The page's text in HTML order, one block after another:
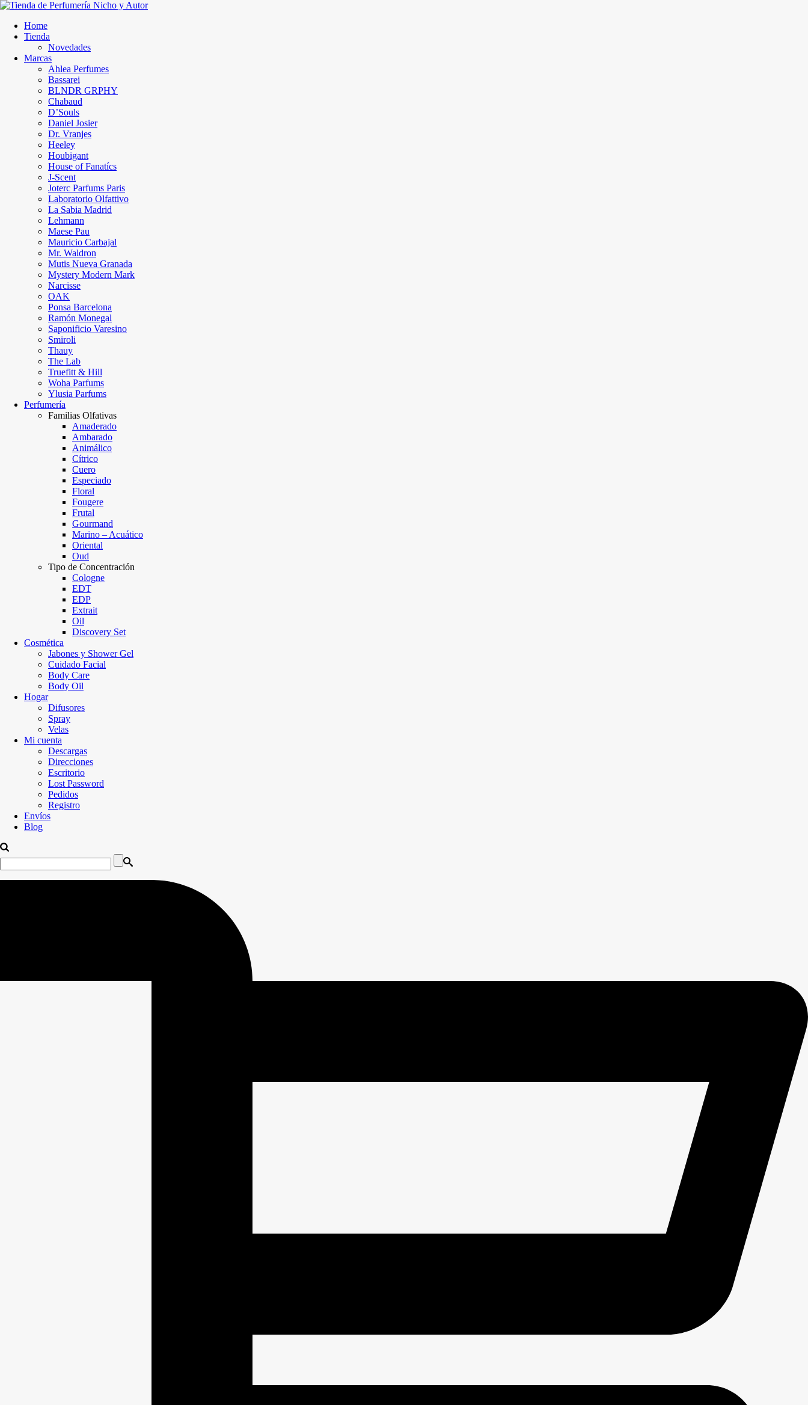
Home
Tienda
Novedades
Marcas
Ahlea Perfumes
Bassarei
BLNDR GRPHY
Chabaud
D’Souls
Daniel Josier
Dr. Vranjes
Heeley
Houbigant
House of Fanatícs
J-Scent
Joterc Parfums Paris
Laboratorio Olfattivo
La Sabia Madrid
Lehmann
Maese Pau
Mauricio Carbajal
Mr. Waldron
Mutis Nueva Granada
Mystery Modern Mark
Narcisse
OAK
Ponsa Barcelona
Ramón Monegal
Saponificio Varesino
Smiroli
Thauy
The Lab
Truefitt & Hill
Woha Parfums
Ylusia Parfums
Perfumería
Familias Olfativas
Amaderado
Ambarado
Animálico
Cítrico
Cuero
Especiado
Floral
Fougere
Frutal
Gourmand
Marino – Acuático
Oriental
Oud
Tipo de Concentración
Cologne
EDT
EDP
Extrait
Oil
Discovery Set
Cosmética
Jabones y Shower Gel
Cuidado Facial
Body Care
Body Oil
Hogar
Difusores
Spray
Velas
Mi cuenta
Descargas
Direcciones
Escritorio
Lost Password
Pedidos
Registro
Envíos
Blog